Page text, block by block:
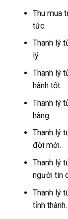
Thu mua
tức.
Thanh lý
lý
Thanh lý
hành tốt.
Thanh lý
hàng.
Thanh lý
đời mới.
Thanh lý
người tin
Thanh lý
tỉnh thành.